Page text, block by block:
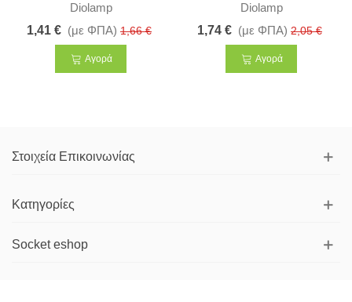
Diolamp
1,41 € (με ΦΠΑ) 1,66 €
Αγορά
Diolamp
1,74 € (με ΦΠΑ) 2,05 €
Αγορά
Στοιχεία Επικοινωνίας
Κατηγορίες
Socket eshop